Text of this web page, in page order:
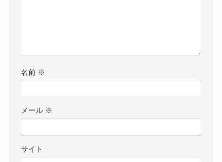
名前 ※
メール ※
サイト